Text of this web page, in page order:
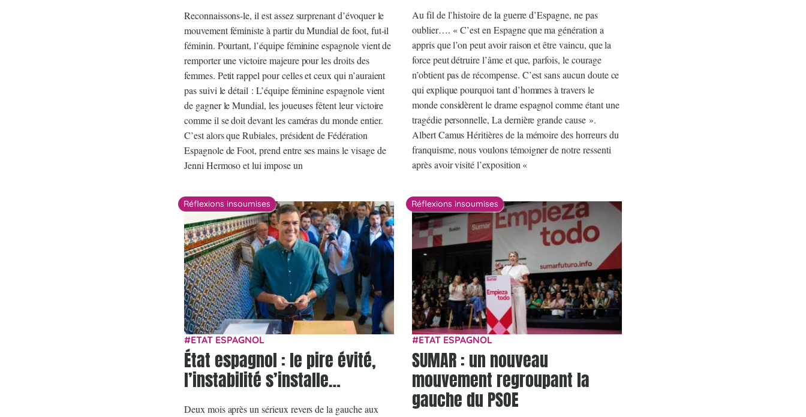
Reconnaissons-le, il est assez surprenant d’évoquer le
mouvement féministe à partir du Mundial de foot, fut-il
féminin. Pourtant, l’équipe féminine espagnole vient de
remporter une victoire majeure pour les droits des
femmes. Petit rappel pour celles et ceux qui n’auraient
pas suivi le détail : L’équipe féminine espagnole vient
de gagner le Mundial, les joueuses fêtent leur victoire
comme il se doit devant les caméras du monde entier.
C’est alors que Rubiales, président de Fédération
Espagnole de Foot, prend entre ses mains le visage de
Jenni Hermoso et lui impose un
Au fil de l’histoire de la guerre d’Espagne, ne pas
oublier…. « C’est en Espagne que ma génération a
appris que l’on peut avoir raison et être vaincu, que la
force peut détruire l’âme et que, parfois, le courage
n’obtient pas de récompense. C’est sans aucun doute ce
qui explique pourquoi tant d’hommes à travers le
monde considèrent le drame espagnol comme étant une
tragédie personnelle, La dernière grande cause ».
Albert Camus Héritières de la mémoire des horreurs du
franquisme, nous voulons témoigner de notre ressenti
après avoir visité l’exposition «
Réflexions insoumises
ETAT ESPAGNOL
État espagnol : le pire évité,
l’instabilité s’installe…
Deux mois après un sérieux revers de la gauche aux
Réflexions insoumises
ETAT ESPAGNOL
SUMAR : un nouveau
mouvement regroupant la
gauche du PSOE